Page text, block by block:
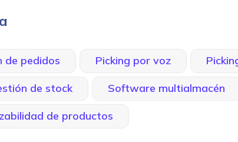
de pedidos Picking por voz
de stock Software multialmacén
de productos